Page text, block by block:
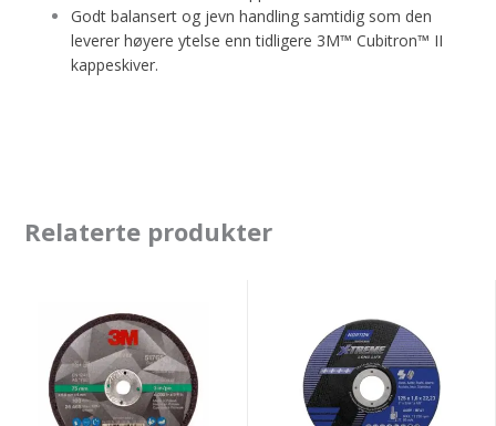
Godt balansert og jevn handling samtidig som den
leverer høyere ytelse enn tidligere 3M™ Cubitron™ II
kappeskiver.
Relaterte produkter
51765
Silver
Kappeskive
Kappeskive
treme